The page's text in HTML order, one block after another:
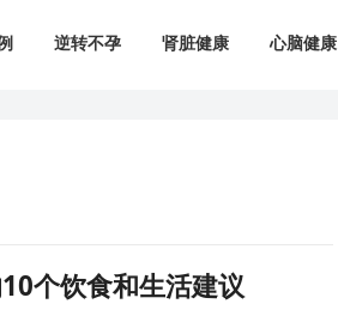
逆转不孕 肾脏健康 心脑健康
个饮食和生活建议